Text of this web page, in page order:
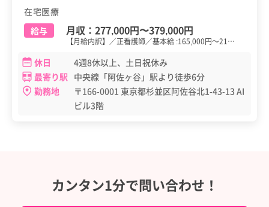
在宅医療
給与
月収： 277,000円〜379,000円
【月給内訳】／正看護師／基本給 :165,000円～21…
休日
4週8休以上、土日祝休み
最寄り駅 中央線「阿佐ヶ谷」駅より徒歩6分
勤務地
〒166-0001 東京都杉並区阿佐谷北1-43-13 AI
ビル3階
カンタン1分で問い合わせ！